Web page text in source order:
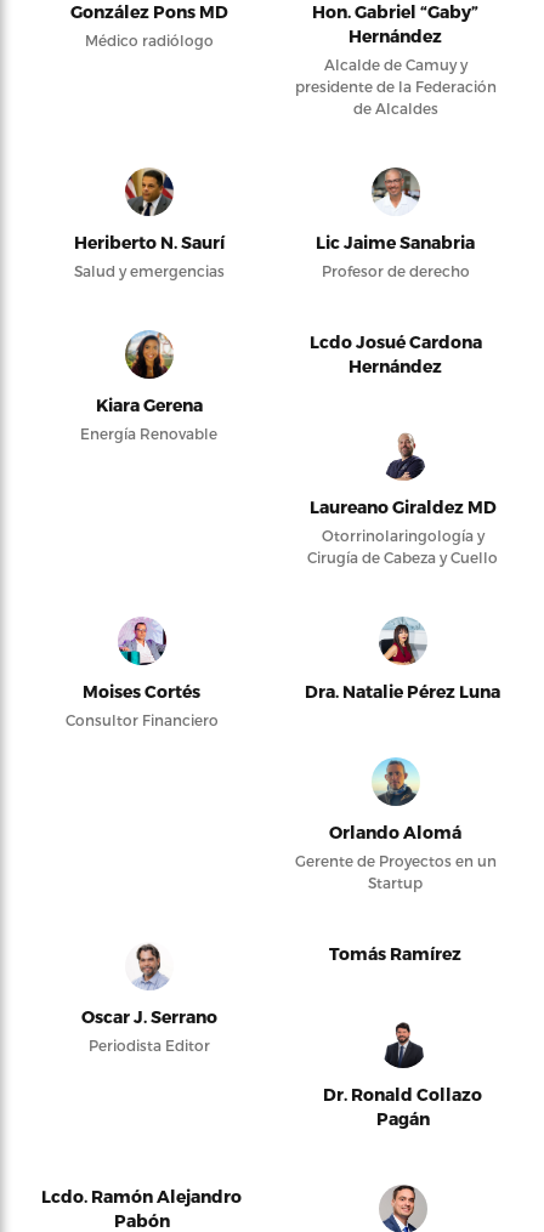
González Pons MD
Médico radiólogo
Hon. Gabriel “Gaby”
Hernández
Alcalde de Camuy y
presidente de la Federación
de Alcaldes
Heriberto N. Saurí
Salud y emergencias
Lic Jaime Sanabria
Profesor de derecho
Kiara Gerena
Energía Renovable
Lcdo Josué Cardona
Hernández
Laureano Giraldez MD
Otorrinolaringología y
Cirugía de Cabeza y Cuello
Moises Cortés
Consultor Financiero
Dra. Natalie Pérez Luna
Orlando Alomá
Gerente de Proyectos en un
Startup
Oscar J. Serrano
Periodista Editor
Tomás Ramírez
Dr. Ronald Collazo
Pagán
Lcdo. Ramón Alejandro
Pabón